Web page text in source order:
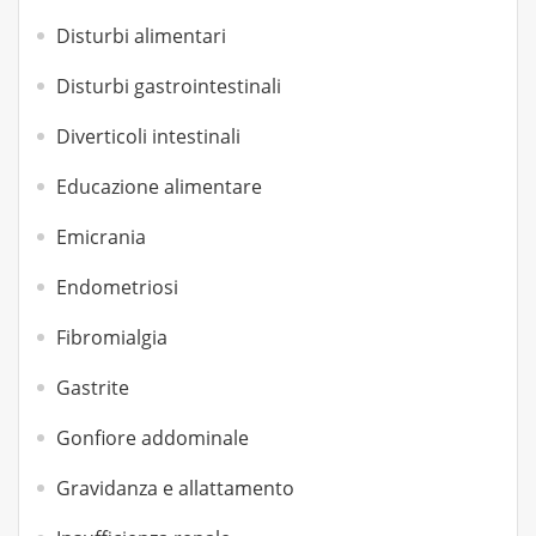
Disturbi alimentari
Disturbi gastrointestinali
Diverticoli intestinali
Educazione alimentare
Emicrania
Endometriosi
Fibromialgia
Gastrite
Gonfiore addominale
Gravidanza e allattamento